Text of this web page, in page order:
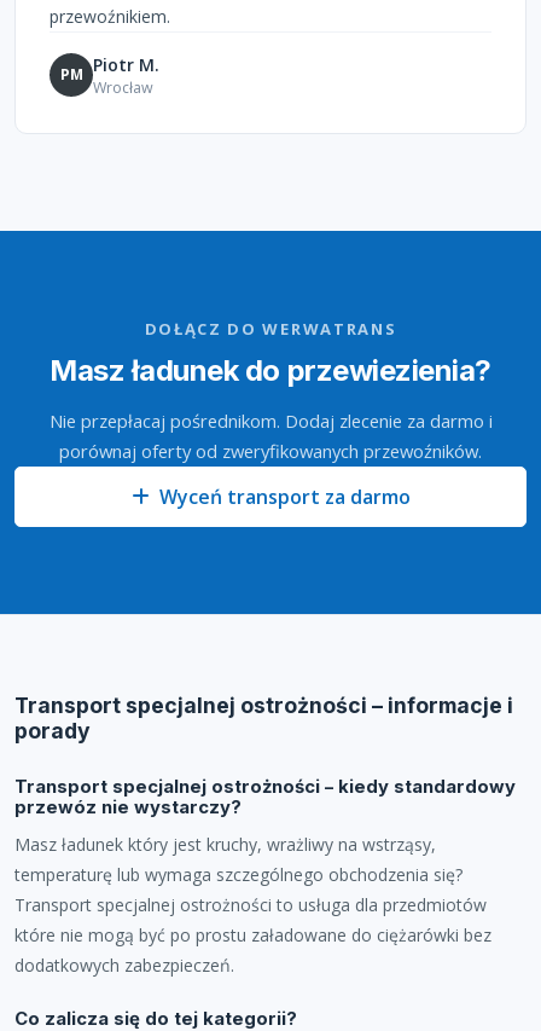
przewoźnikiem.
PM Piotr M.
Wrocław
DOŁĄCZ DO WERWATRANS
Masz ładunek do przewiezienia?
Nie przepłacaj pośrednikom. Dodaj zlecenie za darmo i
porównaj oferty od zweryfikowanych przewoźników.
Wyceń transport za darmo
Transport specjalnej ostrożności – informacje i
porady
Transport specjalnej ostrożności – kiedy standardowy
przewóz nie wystarczy?
Masz ładunek który jest kruchy, wrażliwy na wstrząsy,
temperaturę lub wymaga szczególnego obchodzenia się?
Transport specjalnej ostrożności to usługa dla przedmiotów
które nie mogą być po prostu załadowane do ciężarówki bez
dodatkowych zabezpieczeń.
Co zalicza się do tej kategorii?